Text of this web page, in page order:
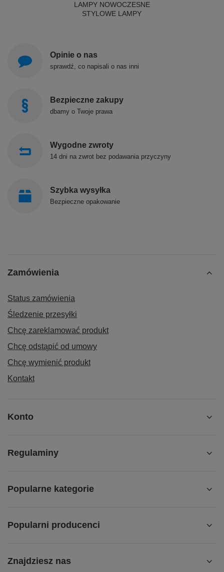
LAMPY NOWOCZESNE
STYLOWE LAMPY
Opinie o nas
sprawdź, co napisali o nas inni
Bezpieczne zakupy
dbamy o Twoje prawa
Wygodne zwroty
14 dni na zwrot bez podawania przyczyny
Szybka wysyłka
Bezpieczne opakowanie
Zamówienia
Status zamówienia
Śledzenie przesyłki
Chcę zareklamować produkt
Chcę odstąpić od umowy
Chcę wymienić produkt
Kontakt
Konto
Regulaminy
Popularne kategorie
Popularni producenci
Znajdziesz nas